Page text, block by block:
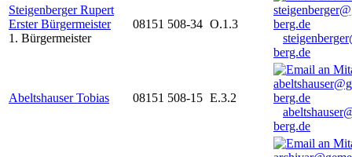
Steigenberger Rupert
Erster Bürgermeister
1. Bürgermeister
08151 508-34 O.1.3
berg.de
Abeltshauser Tobias 08151 508-15 E.3.2
berg.de